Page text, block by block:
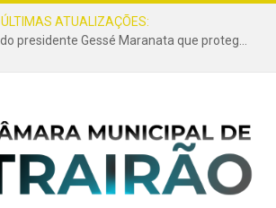
ÚLTIMAS ATUALIZAÇÕES:
Projeto de autoria do presidente Gessé Maranata que protege as estradas vicinais de Trairão é transformado em lei